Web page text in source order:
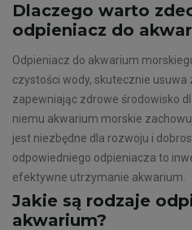
Dlaczego warto
odpieniacz do
Odpieniacz do akwarium
czystości wody, skutecznie usuwa
zapewniając zdrowe środowisko
niemu akwarium morskie
jest niezbędne dla rozwoju i
odpowiedniego odpieniacza to
efektywne utrzymanie akwarium.
Jakie są rodzaje
akwarium?